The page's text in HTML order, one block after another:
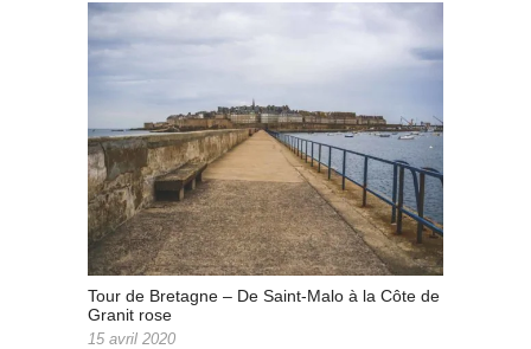
Tour de Bretagne – De Saint-Malo à la Côte de
Granit rose
15 avril 2020